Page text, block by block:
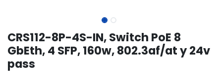
CRS112-8P-4S-IN, Switch PoE 8
GbEth, 4 SFP, 160w, 802.3af/at y 24v
pass